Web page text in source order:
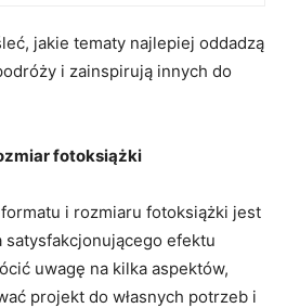
jakie⁢ tematy najlepiej oddadzą
i zainspirują​ innych ⁤do
fotoksiążki
‌i rozmiaru‍ fotoksiążki jest⁤
satysfakcjonującego efektu
uwagę na kilka aspektów,⁢
projekt do ​własnych potrzeb i